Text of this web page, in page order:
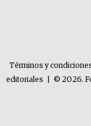
Términos y
editoriales
© 2026.